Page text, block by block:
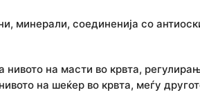
минерали, соединенија со
нивото на масти во крвта,
на шеќер во крвта, меѓу